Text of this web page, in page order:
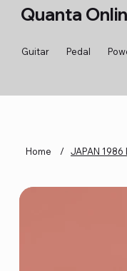
Quanta
Guitar Pedal
Home / JAPAN 1986